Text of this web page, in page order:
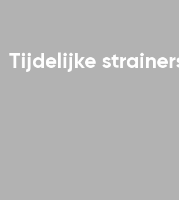
Tijdelijke